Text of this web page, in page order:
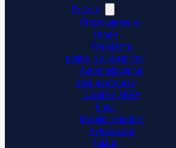
Řešení
Propojujeme e-
shopy
Přenášíme
platby do účetnictví
Automatizujeme
data a procesy
Doplňky ABRA
Flexi
Mobilní skladník
Vytěžování
faktur